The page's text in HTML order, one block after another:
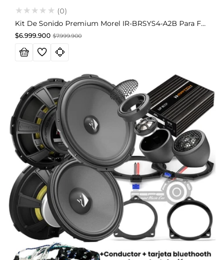
(0)
Kit De Sonido Premium Morel IR-BRSYS4-A2B Para Ford Bronco 6th Gen (2021+)
Precio
de
oferta
$6.999.900 Precio
habitual
$7.999.900